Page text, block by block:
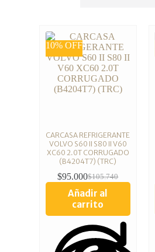
10% OFF
CARCASA REFRIGERANTE
VOLVO S60 II S80 II V60
XC60 2.0T CORRUGADO
(B4204T7) (TRC)
$105.740
$95.000
Añadir al
carrito